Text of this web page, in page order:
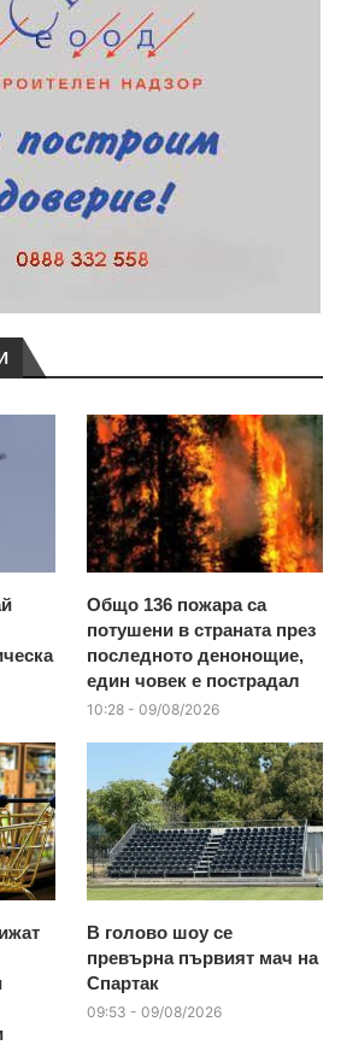
Общо 136 пожара са
потушени в страната през
последното денонощие,
един човек е пострадал
10:28 - 09/08/2026
В голово шоу се
превърна първият мач на
Спартак
09:53 - 09/08/2026